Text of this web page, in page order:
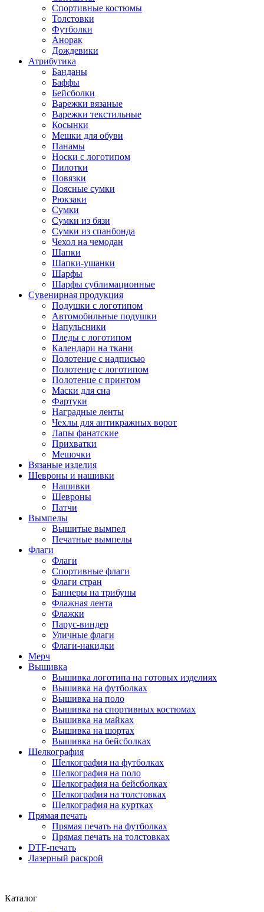
Спортивные костюмы
Толстовки
Футболки
Анорак
Дождевики
Атрибутика
Банданы
Баффы
Бейсболки
Варежки вязаные
Варежки текстильные
Косынки
Мешки для обуви
Панамы
Носки с логотипом
Пилотки
Повязки
Поясные сумки
Рюкзаки
Сумки
Сумки из бязи
Сумки из спанбонда
Чехол на чемодан
Шапки
Шапки-ушанки
Шарфы
Шарфы сублимационные
Сувенирная продукция
Подушки с логотипом
Автомобильные подушки
Напульсники
Пледы с логотипом
Календари на ткани
Полотенце с надписью
Полотенце с логотипом
Полотенце с принтом
Маски для сна
Фартуки
Наградные ленты
Чехлы для антикражных ворот
Лапы фанатские
Прихватки
Мешочки
Вязаные изделия
Шевроны и нашивки
Нашивки
Шевроны
Патчи
Вымпелы
Вышитые вымпел
Печатные вымпелы
Флаги
Флаги
Спортивные флаги
Флаги стран
Баннеры на трибуны
Флажная лента
Флажки
Парус-виндер
Уличные флаги
Флаги-накидки
Мерч
Вышивка
Вышивка логотипа на готовых изделиях
Вышивка на футболках
Вышивка на поло
Вышивка на спортивных костюмах
Вышивка на майках
Вышивка на шортах
Вышивка на бейсболках
Шелкография
Шелкография на футболках
Шелкография на поло
Шелкография на бейсболках
Шелкография на толстовках
Шелкография на куртках
Прямая печать
Прямая печать на футболках
Прямая печать на толстовках
DTF-печать
Лазерный раскрой
Каталог